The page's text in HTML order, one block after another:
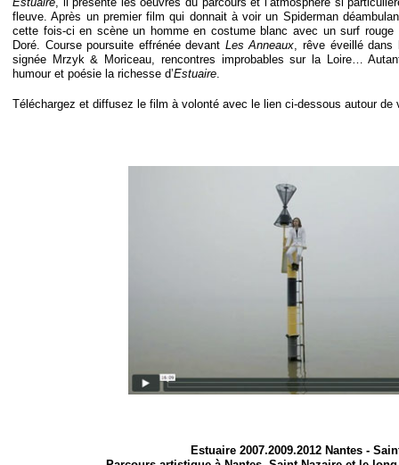
fleuve. Après un premier film qui donnait à voir un Spiderman
cette fois-ci en scène un homme en costume blanc avec un surf
Doré. Course poursuite effrénée devant Les Anneaux, rêve éveillé dans
signée Mrzyk & Moriceau, rencontres improbables sur la Loire…
humour et poésie la richesse d’Estuaire.
Téléchargez et diffusez le film à volonté avec le lien ci-dessous autour
Estuaire 2007.2009.2012 Nantes -